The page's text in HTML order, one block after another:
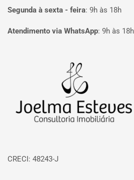
Segunda à sexta - feira: 9h às 18h
Atendimento via WhatsApp: 9h às 18h
CRECI: 48243-J